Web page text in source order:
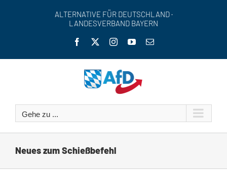
ALTERNATIVE FÜR DEUTSCHLAND ·
LANDESVERBAND BAYERN
Facebook InstagramYouTube
E-
Gehe zu ...
Neues zum Schießbefehl